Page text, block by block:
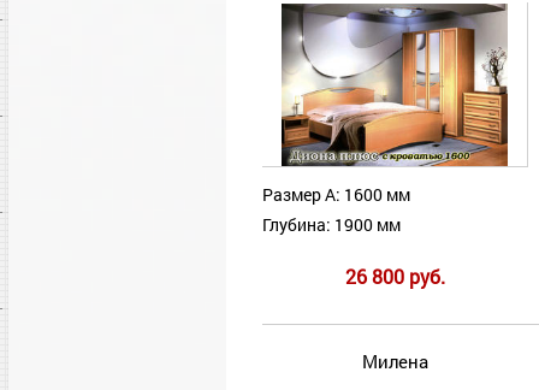
Размер А: 1600 мм
Глубина: 1900 мм
26 800 руб.
Милена